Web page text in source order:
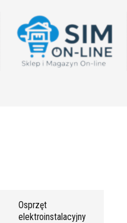
Osprzęt
elektroinstalacyjny